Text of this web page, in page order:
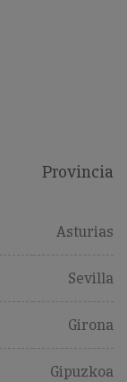
Provincia
Asturias
Sevilla
Girona
Gipuzkoa